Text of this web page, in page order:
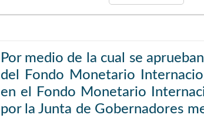
Por medio de la cual se
del Fondo Monetario
en el Fondo Monetario
por la Junta de Gobernadores